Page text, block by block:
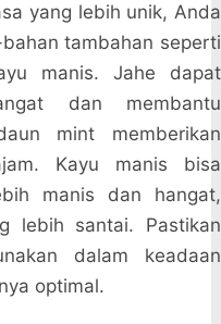
yang lebih unik, Anda
tambahan seperti
manis. Jahe dapat
dan membantu
mint memberikan
Kayu manis bisa
manis dan hangat,
lebih santai. Pastikan
dalam keadaan
optimal.